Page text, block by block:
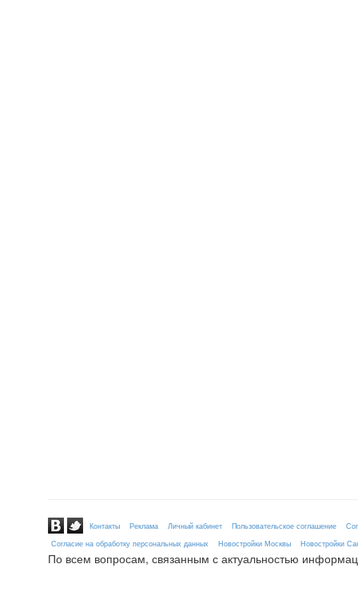
Контакты Реклама Личный кабинет Пользовательское соглашение
Согласие на обработку персональных данных
Новостройки Москвы Новостройки
По всем вопросам, связанным с актуальностью